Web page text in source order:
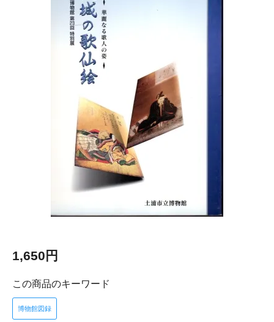
1,650円
この商品のキーワード
博物館図録